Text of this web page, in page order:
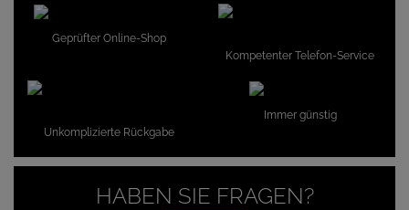
Geprüfter Online-Shop
Kompetenter Telefon-Service
Unkomplizierte Rückgabe
Immer günstig
HABEN SIE FRAGEN?